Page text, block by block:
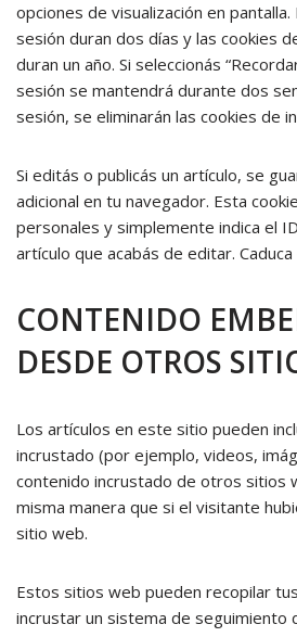
opciones de visualización en
sesión duran dos días y las cookies
duran un año. Si seleccionás
sesión se mantendrá durante dos
sesión, se eliminarán las cookies de
Si editás o publicás un artículo, se
adicional en tu navegador. Esta
personales y simplemente indica el
artículo que acabás de editar.
CONTENIDO
DESDE OTROS
Los artículos en este sitio pueden
incrustado (por ejemplo, videos,
contenido incrustado de otros sitios
misma manera que si el visitante
sitio web.
Estos sitios web pueden recopilar
incrustar un sistema de seguimiento